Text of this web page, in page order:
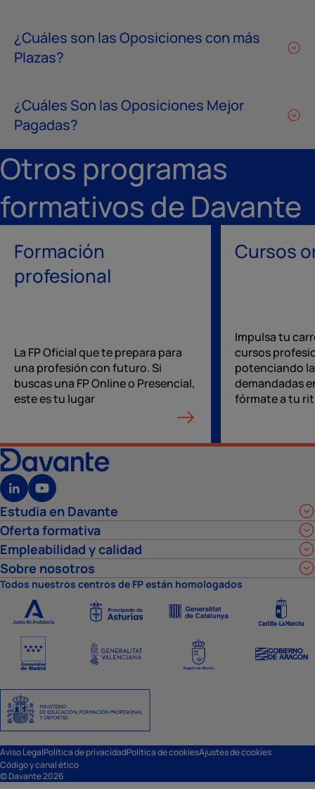
¿Cuáles son las Oposiciones con más
Plazas?
¿Cuáles Son las Oposiciones Mejor
Pagadas?
Otros programas
formativos de Davante
Formación
profesional
La FP Oficial que te prepara para
una profesión con futuro. Si
buscas una FP Online o Presencial,
este es tu lugar
Cursos
Impulsa tu
cursos
potenciando
demandadas
fórmate a tu
Estudia en Davante
Oferta formativa
Empleabilidad y calidad
Sobre nosotros
Todos nuestros centros de FP están homologados
Aviso LegalPolítica de privacidadPolítica de cookiesAjustes de cookies
Código y canal ético
© Davante 2026